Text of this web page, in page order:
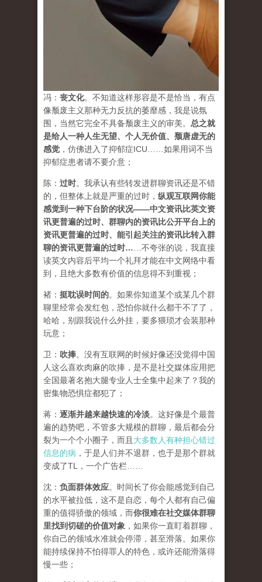
冯： 丧文化。不知道这样形容是不是恰当，有点
像颓废主义那种无力反抗的萎靡感，我是说氛
围，当然它完全不具备颓废主义的审美。 总之就
是给人一种人生无望、个人无价值、颓唐虚无的
感觉 ，仿佛进入了抑郁症ICU……如果用词不当
抑郁症患者请不要介意；
陈： 过时。我承认有些转发进群聊资讯还是不错
的，但整体上就是严重的过时， 纵观互联网你能
感觉到一种下台阶的状况——中文资讯比英文资
讯更普遍的过时、群聊内的资讯比公开平台上的
资讯更普遍的过时、能引起关注的资讯比转入群
聊的资讯更普遍的过时… …不夸张的说，我直接
读英文内容后平均一个礼拜才能在中文网络中看
到，且绝大多数有价值的信息得不到重视；
褚： 挺耽误时间的。如果你知道某个或某几个群
聊里经常会发红包，恐怕你就什么都干不了了，
哈哈，别跟我说什么外挂，要多猥琐才会装那种
玩意；
卫： 吹捧。没有互联网的时候好像还没觉得中国
人这么喜欢肉麻的吹捧，是不是社交媒体应用把
全国最著名抱大腿专业人士全集中起来了？我的
密集物恐惧症都犯了；
蒋： 逐渐并越来越快速的冷淡。这好像是个最普
遍的趋势吧，不管多大规模的群聊，最后都会分
裂为一个个小圈子，而且 大多数人有种担心错过
信息的病 ，于是人们并不退群，也于是那个群就
变成了TL，一个广告栏……
沈： 负面群体效应。时间长了你会能感觉到自己
的水平被拉低，这不是自恋，每个人都有自己偏
重的值得骄傲的领域，而你很难在社交媒体群聊
里找到切磋的价值对象 ，如果你一直盯着群聊，
你自己的领域水准就会停滞，甚至滑落。如果你
能持续保持不怕得罪人的特色，或许还能滑落得
慢一些；